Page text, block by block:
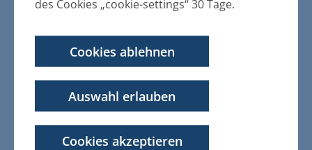
des Cookies „cookie-settings“ 30 Tage.
Cookies ablehnen
Auswahl erlauben
Cookies akzeptieren
22.09.2015
Bekanntmachung der Satzung über die
Erhebung einer Hundesteuer der
Gemeinde Klein Bünzow
weitere Informationen